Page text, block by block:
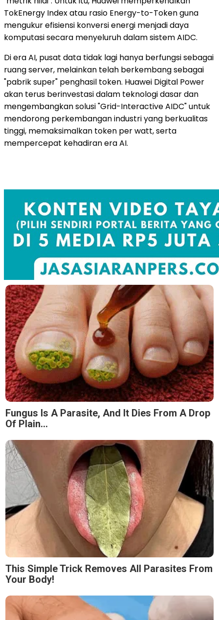
TokEnergy Index atau rasio Energy-to-Token guna
mengukur efisiensi konversi energi menjadi daya
komputasi secara menyeluruh dalam sistem AIDC.
Di era AI, pusat data tidak lagi hanya berfungsi sebagai
ruang server, melainkan telah berkembang sebagai
"pabrik super" penghasil token. Huawei Digital Power
akan terus berinvestasi dalam teknologi dasar dan
mengembangkan solusi "Grid-Interactive AIDC" untuk
mendorong perkembangan industri yang berkualitas
tinggi, memaksimalkan token per watt, serta
mempercepat kehadiran era AI.
Fungus Is A Parasite, And It Dies From A Drop
Of Plain...
This Simple Trick Removes All Parasites From
Your Body!